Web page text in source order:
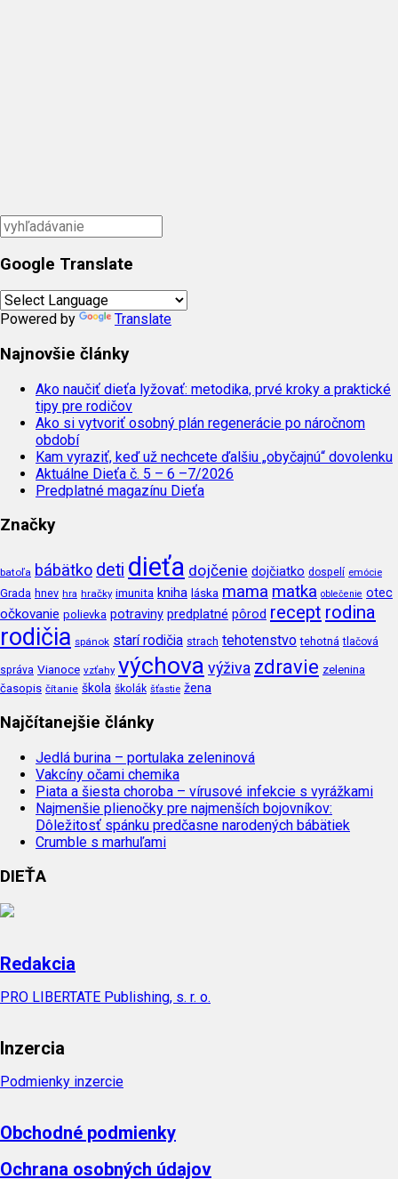
Google Translate
Powered by Translate
Najnovšie články
Ako naučiť dieťa lyžovať: metodika, prvé kroky a praktické
tipy pre rodičov
Ako si vytvoriť osobný plán regenerácie po náročnom
období
Kam vyraziť, keď už nechcete ďalšiu „obyčajnú“ dovolenku
Aktuálne Dieťa č. 5 – 6 –7/2026
Predplatné magazínu Dieťa
Značky
batoľa bábätko deti dieťa dojčenie dojčiatko dospelí emócie
Grada hnev hra hračky imunita kniha láska mama matka oblečenie otec
očkovanie polievka potraviny predplatné pôrod recept rodina
rodičia spánok starí rodičia strach tehotenstvo tehotná tlačová
správa Vianoce vzťahy výchova výživa zdravie zelenina
časopis čítanie škola školák šťastie žena
Najčítanejšie články
Jedlá burina – portulaka zeleninová
Vakcíny očami chemika
Piata a šiesta choroba – vírusové infekcie s vyrážkami
Najmenšie plienočky pre najmenších bojovníkov:
Dôležitosť spánku predčasne narodených bábätiek
Crumble s marhuľami
DIEŤA
Redakcia
PRO LIBERTATE Publishing, s. r. o.
Inzercia
Podmienky inzercie
Obchodné podmienky
Ochrana osobných údajov